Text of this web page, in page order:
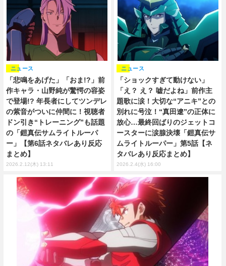
「悲鳴をあげた」「おま!?」前
作キャラ・山野純が驚愕の容姿
で登場!? 年長者にしてツンデレ
の紫音がついに仲間に！視聴者
ドン引き“トレーニング”も話題
の「鎧真伝サムライトルーパ
ー」【第6話ネタバレあり反応
まとめ】
ニュース
2026.2.12(木) 13:11
「ショックすぎて動けない」
「え？ え？ 嘘だよね」前作主
題歌に涙！大切な“アニキ”との
別れに号泣！“真田遼”の正体に
放心…最終回ばりのジェットコ
ースターに涙腺決壊「鎧真伝サ
ムライトルーパー」第5話【ネ
タバレあり反応まとめ】
ニュース
2026.2.4(水) 16:00